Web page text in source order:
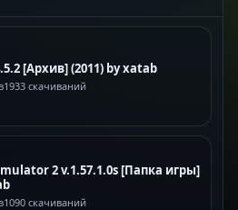
[Архив] (2011) by xatab
1933 скачиваний
2 v.1.57.1.0s [Папка игры]
1090 скачиваний